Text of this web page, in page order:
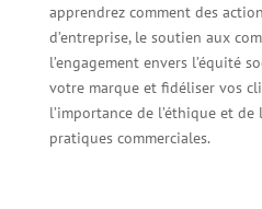
apprendrez comment des
d’entreprise, le soutien aux
l’engagement envers l’équité
votre marque et fidéliser vos
l’importance de l’éthique et
pratiques commerciales.